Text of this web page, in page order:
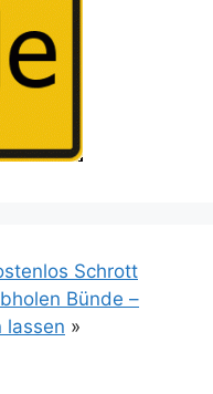
Schrott
Bünde –
lassen »